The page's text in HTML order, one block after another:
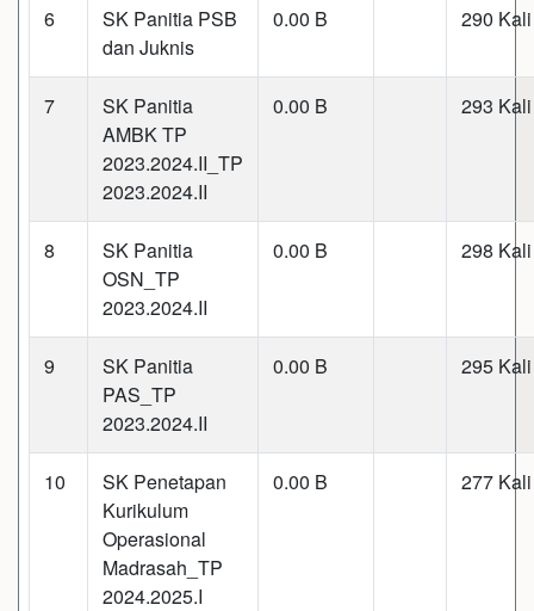
6
SK Panitia PSB
dan Juknis
0.00 B 290 Kali
7
SK Panitia
AMBK TP
2023.2024.II_TP
2023.2024.II
0.00 B 293 Kali
8
SK Panitia
OSN_TP
2023.2024.II
0.00 B 298 Kali
9
SK Panitia
PAS_TP
2023.2024.II
0.00 B 295 Kali
10
SK Penetapan
Kurikulum
Operasional
Madrasah_TP
2024.2025.I
0.00 B 277 Kali